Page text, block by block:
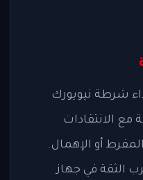
شرطة نيويورك
الانتقادات
أو الإهمال.
الثقة في جهاز